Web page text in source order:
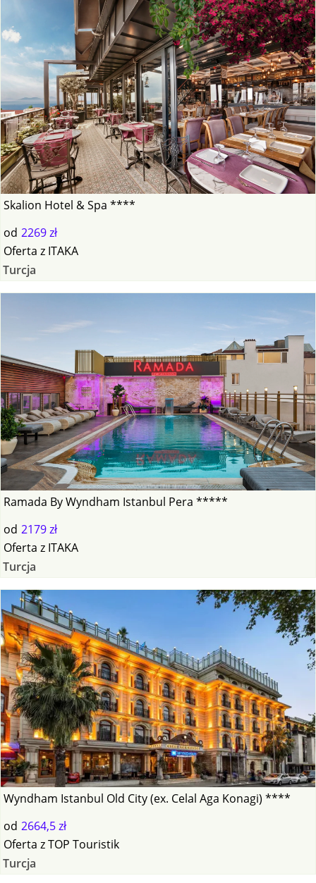
Skalion Hotel & Spa ****
od 2269 zł
Oferta z ITAKA
Turcja
Ramada By Wyndham Istanbul Pera *****
od 2179 zł
Oferta z ITAKA
Turcja
Wyndham Istanbul Old City (ex. Celal Aga Konagi) ****
od 2664,5 zł
Oferta zTOP Touristik
Turcja